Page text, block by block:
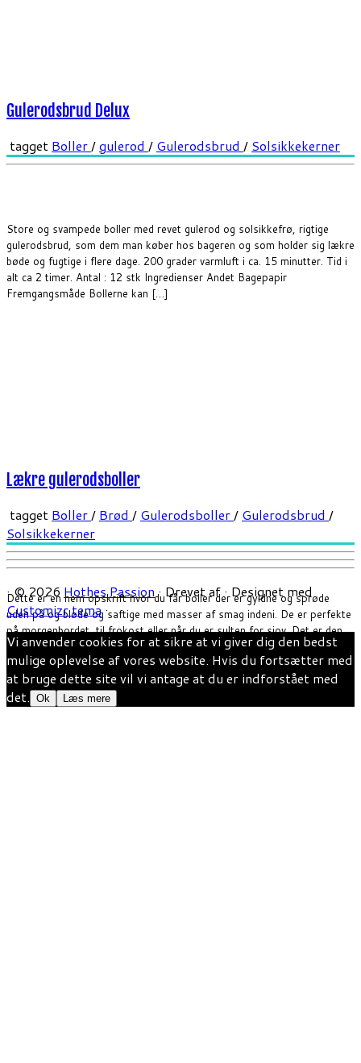
Store og svampede boller med revet gulerod og solsikkefrø, rigtige
gulerodsbrud, som dem man køber hos bageren og som holder sig lækre
bøde og fugtige i flere dage. 200 grader varmluft i ca. 15 minutter. Tid i
alt ca 2 timer. Antal : 12 stk Ingredienser Andet Bagepapir
Fremgangsmåde Bollerne kan […]
Gulerodsbrud Delux
tagget Boller/gulerod / Gulerodsbrud / Solsikkekerner
Dette er en nem opskrift hvor du får boller der er gyldne og sprøde
uden på og bløde og saftige med masser af smag indeni. De er perfekte
på morgenbordet, til frokost eller når du er sulten for sjov. Det er den
samme grundopskrift til både gulerodsboller (Find opskriften på […]
Lækre gulerodsboller
tagget Boller/ Brød / Gulerodsboller/ Gulerodsbrud /
Solsikkekerner
·© 2026 Hothes Passion· Drevet af · Designet med
Customizr tema ·
Vi anvender cookies for at sikre at vi giver dig den bedst
mulige oplevelse af vores website. Hvis du fortsætter med
at bruge dette site vil vi antage at du er indforstået med
det. Ok Læs mere